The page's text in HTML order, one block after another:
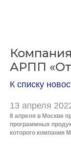
АРПП
К списку
13 апреля
8 апреля в Москве
программных
которого компания